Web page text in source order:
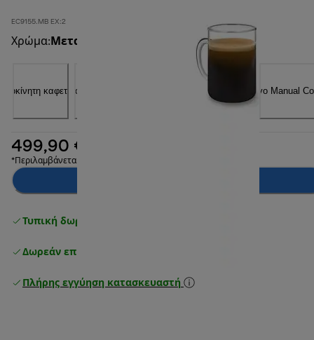
EC9155.MB EX:2
Χρώμα: Μεταλλικό
499,90 €
*Περιλαμβάνεται ΦΠΑ
Τυπική δωρεάν παράδοση
Δωρεάν επιστροφές
Πλήρης εγγύηση κατασκευαστή